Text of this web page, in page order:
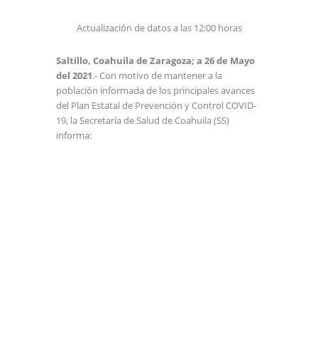
Actualización de datos a las 12:00 horas
Saltillo, Coahuila de Zaragoza; a 26 de Mayo
del 2021.- Con motivo de mantener a la
población informada de los principales avances
del Plan Estatal de Prevención y Control COVID-
19, la Secretaría de Salud de Coahuila (SS)
informa: